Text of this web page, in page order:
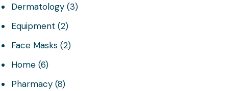
Dermatology (3)
Equipment (2)
Face Masks (2)
Home (6)
Pharmacy (8)